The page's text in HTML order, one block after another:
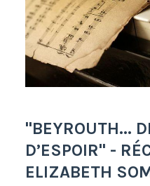
"BEYROUTH...
D’ESPOIR" -
ELIZABETH